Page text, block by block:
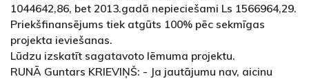
1044642,86, bet 2013.gadā nepieciešami Ls 1566964,29.
Priekšfinansējums tiek atgūts 100% pēc sekmīgas
projekta ieviešanas.
Lūdzu izskatīt sagatavoto lēmuma projektu.
RUNĀ Guntars KRIEVIŅŠ: - Ja jautājumu nav, aicinu